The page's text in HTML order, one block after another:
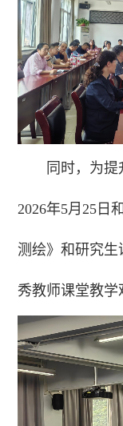
同时，为
2026年5月25日
测绘》和研究
秀教师课堂教学